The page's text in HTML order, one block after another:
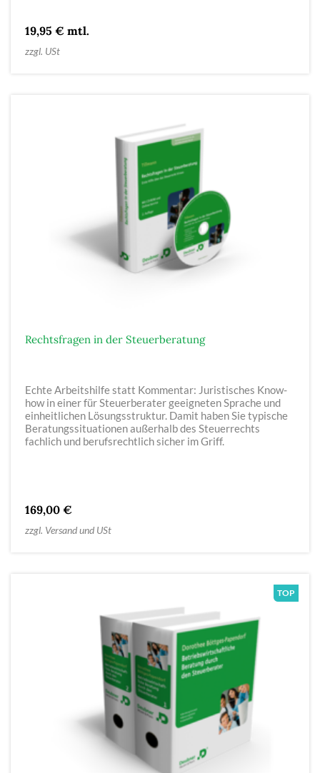
19,95 € mtl.
zzgl. USt
Rechtsfragen in der Steuerberatung
Echte Arbeitshilfe statt Kommentar: Juristisches Know-
how in einer für Steuerberater geeigneten Sprache und
einheitlichen Lösungsstruktur. Damit haben Sie typische
Beratungssituationen außerhalb des Steuerrechts
fachlich und berufsrechtlich sicher im Griff.
169,00 €
zzgl. Versand und USt